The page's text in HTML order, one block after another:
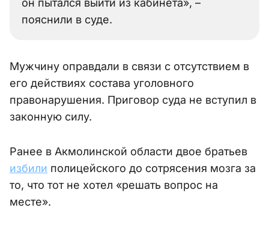
он пытался выйти из кабинета», –
пояснили в суде.
Мужчину оправдали в связи с отсутствием в
его действиях состава уголовного
правонарушения. Приговор суда не вступил в
законную силу.
Ранее в Акмолинской области двое братьев
избили полицейского до сотрясения мозга за
то, что тот не хотел «решать вопрос на
месте».